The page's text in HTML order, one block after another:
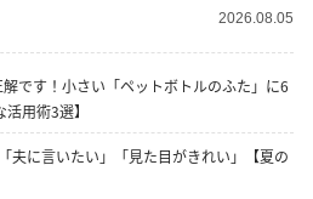
2026.08.05
です！小さい「ペットボトルのふた」に6
用術3選】
夫に言いたい」「見た目がきれい」【夏の